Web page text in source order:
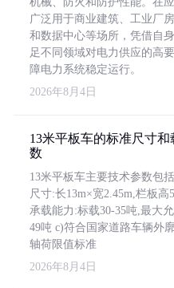
广泛用于商业建筑、工业厂
和数据中心等场所，凭借自
足不同领域对电力供应的高
障电力系统稳定运行。
2026年8月4日
13米平板车的标准尺寸和
数
13米平板车主要技术参数包
尺寸:长13m×宽2.45m,栏板高
承载能力:标载30-35吨,最大
49吨 c)符合国家道路车辆外
轴荷限值标准
2026年8月4日